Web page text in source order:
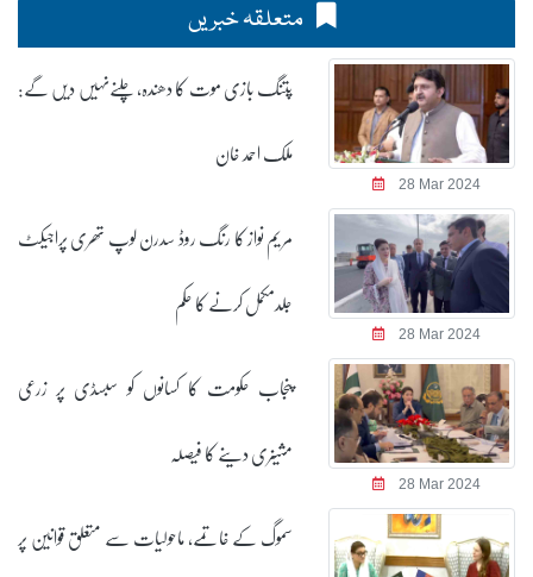
متعلقہ خبریں
28 Mar 2024
پتنگ بازی موت کا دھندہ، چلنےنہیں دیں گے:
ملک احمد خان
28 Mar 2024
مریم نواز کا رنگ روڈ سدرن لوپ تھری پراجیکٹ
جلدمکمل کرنے کا حکم
28 Mar 2024
پنجاب حکومت کا کسانوں کو سبسڈی پر زرعی
مشینری دینے کا فیصلہ
سموگ کے خاتمے، ماحولیات سے متعلق قوانین پر